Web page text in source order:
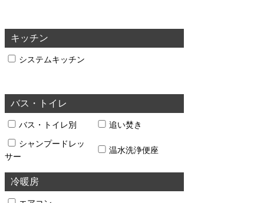
キッチン
システムキッチン
バス・トイレ
バス・トイレ別 追い焚き
シャンプードレッ
サー
温水洗浄便座
冷暖房